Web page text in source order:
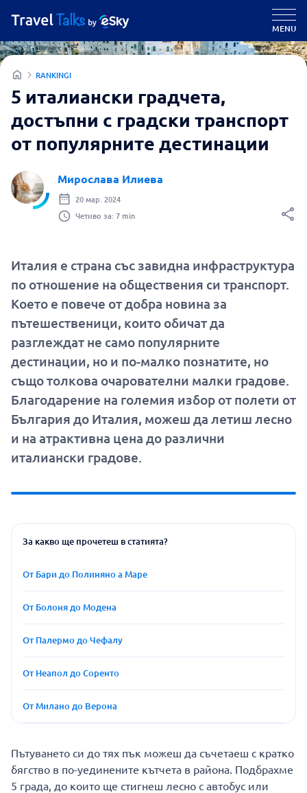
MENU
RANKINGI
5 италиански градчета,
достъпни с градски транспорт
от популярните дестинации
Мирослава Илиева
20 мар. 2024
Четиво за: 7 min
Италия е страна със завидна инфраструктура
по отношение на обществения си транспорт.
Което е повече от добра новина за
пътешественици, които обичат да
разглеждат не само популярните
дестинации, но и по-малко познатите, но
също толкова очарователни малки градове.
Благодарение на големия избор от полети от
България до Италия, можеш да летиш лесно
и на атрактивна цена до различни
италиански градове.
За какво ще прочетеш в статията?
От Бари до Полиняно а Маре
От Болоня до Модена
От Палермо до Чефалу
От Неапол до Соренто
От Милано до Верона
Пътуването си до тях пък можеш да съчетаеш с кратко
бягство в по-уединените кътчета в района. Подбрахме
5 града, до които ще стигнеш лесно с автобус или